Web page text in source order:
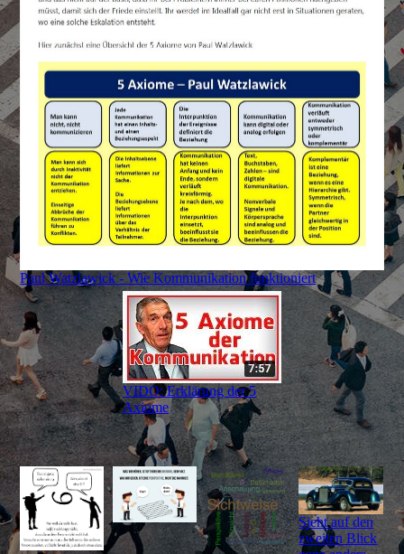
Paul Watzlawick - Wie Kommunikation funktioniert
VIDO: Erklärung der 5
Axiome
Sieht auf den
zweiten Blick